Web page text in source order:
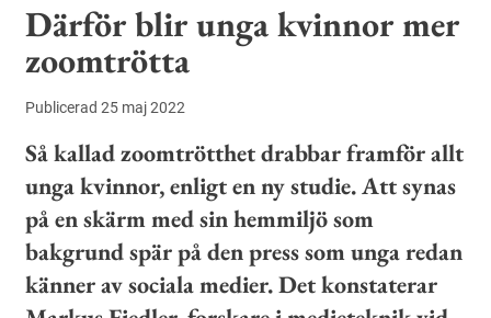
Därför blir unga kvinnor mer
zoomtrötta
Publicerad 25 maj 2022
Så kallad zoomtrötthet drabbar framför allt
unga kvinnor, enligt en ny studie. Att synas
på en skärm med sin hemmiljö som
bakgrund spär på den press som unga redan
känner av sociala medier. Det konstaterar